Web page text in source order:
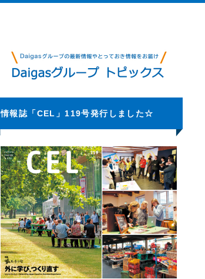
情報誌「CEL」119号発行しました☆